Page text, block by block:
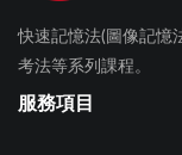
快速記憶法(圖像記憶
考法等系列課程。
服務項目